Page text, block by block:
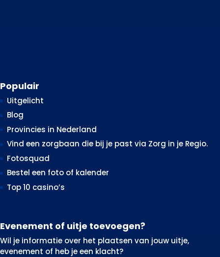
Populair
Uitgelicht
Blog
Provincies in Nederland
Vind een zorgbaan die bij je past via Zorg in je Regio.
Fotosquad
Bestel een foto of kalender
Top 10 casino’s
Evenement of uitje toevoegen?
Wil je informatie over het plaatsen van jouw uitje,
evenement of heb je een klacht?